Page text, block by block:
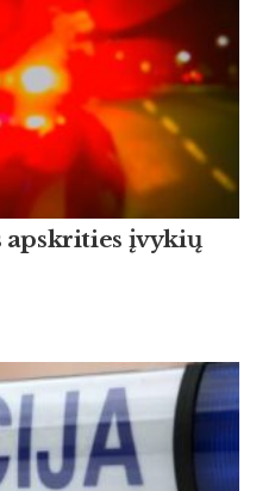
apskrities įvykių